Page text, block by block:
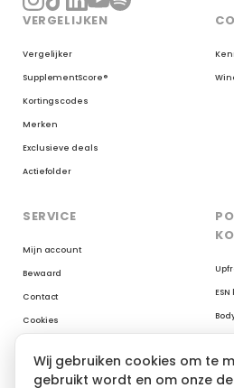
VERGELIJKEN
Vergelijker
SupplementScore®
Kortingscodes
Merken
Exclusieve deals
Actiefolder
SERVICE
Mijn account
Bewaard
Contact
Cookies
Wij gebruiken cookies om te
gebruikt wordt en om onze